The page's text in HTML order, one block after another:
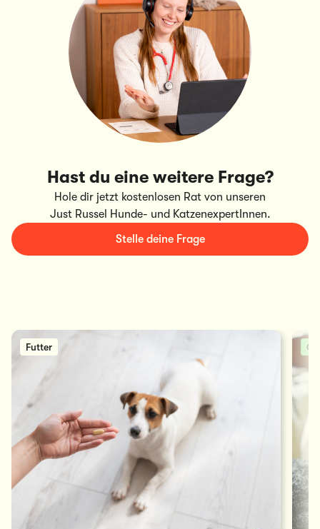
Hast du eine weitere Frage?
Hole dir jetzt kostenlosen Rat von unseren
Just Russel Hunde- und KatzenexpertInnen.
Stelle deine Frage
Futter